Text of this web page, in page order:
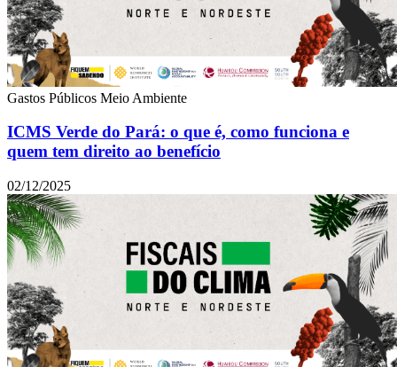
Gastos Públicos Meio Ambiente
ICMS Verde do Pará: o que é, como funciona e
quem tem direito ao benefício
02/12/2025